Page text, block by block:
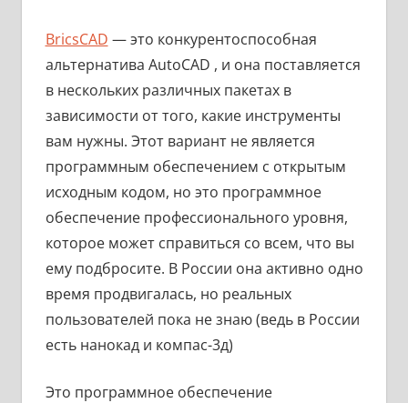
BricsCAD — это конкурентоспособная
альтернатива AutoCAD , и она поставляется
в нескольких различных пакетах в
зависимости от того, какие инструменты
вам нужны. Этот вариант не является
программным обеспечением с открытым
исходным кодом, но это программное
обеспечение профессионального уровня,
которое может справиться со всем, что вы
ему подбросите. В России она активно одно
время продвигалась, но реальных
пользователей пока не знаю (ведь в России
есть нанокад и компас-3д)
Это программное обеспечение